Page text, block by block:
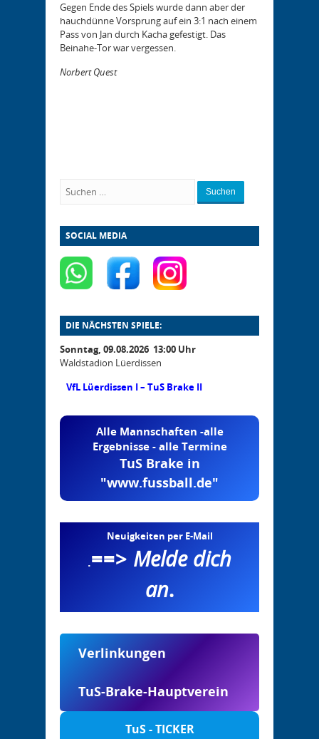
Gegen Ende des Spiels wurde dann aber der
hauchdünne Vorsprung auf ein 3:1 nach einem
Pass von Jan durch Kacha gefestigt. Das
Beinahe-Tor war vergessen.
Norbert Quest
Suchen
SOCIAL MEDIA
DIE NÄCHSTEN SPIELE:
Sonntag, 09.08.2026 13:00 Uhr
Waldstadion Lüerdissen
VfL Lüerdissen I – TuS Brake II
Alle Mannschaften -alle
Ergebnisse - alle Termine
TuS Brake in
"www.fussball.de"
Neuigkeiten per E-Mail
.==> Melde dich
an.
Verlinkungen
TuS-Brake-Hauptverein
TuS - TICKER